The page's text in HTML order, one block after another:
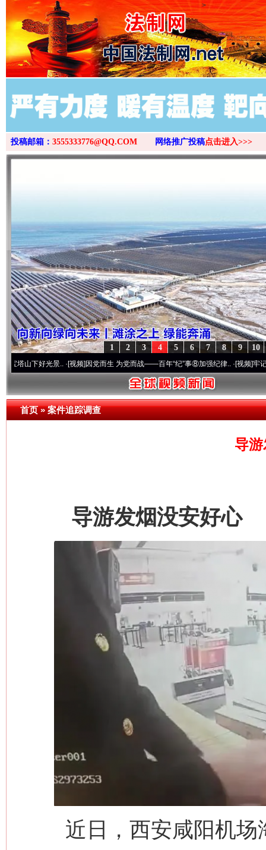
>
投稿邮箱： 3555333776@QQ.COM 网络推广投稿点击进入>>>
10
9
8
7
6
5
4
3
2
1
光景..·[视频]因党而生 为党而战——百年“纪”事⑧加强纪律..·[视频]牢记初心使命
首页»案件追踪调查
导
导游发烟没安好心
近日，西安咸阳机场